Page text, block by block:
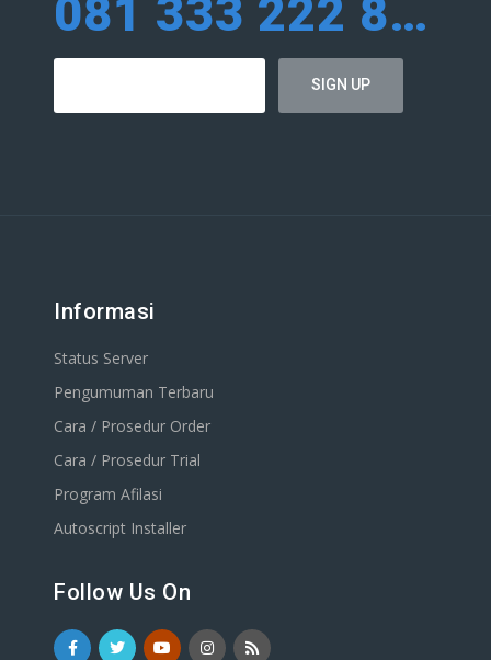
081 333 222 884
Informasi
Status Server
Pengumuman Terbaru
Cara / Prosedur Order
Cara / Prosedur Trial
Program Afilasi
Autoscript Installer
Follow Us On